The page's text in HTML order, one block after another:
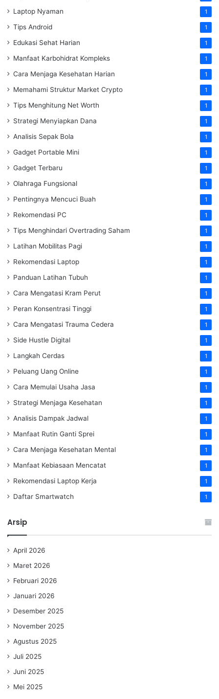
Laptop Nyaman 1
Tips Android 1
Edukasi Sehat Harian 1
Manfaat Karbohidrat Kompleks 1
Cara Menjaga Kesehatan Harian 1
Memahami Struktur Market Crypto 1
Tips Menghitung Net Worth 1
Strategi Menyiapkan Dana 1
Analisis Sepak Bola 1
Gadget Portable Mini 1
Gadget Terbaru 1
Olahraga Fungsional 1
Pentingnya Mencuci Buah 1
Rekomendasi PC 1
Tips Menghindari Overtrading Saham 1
Latihan Mobilitas Pagi 1
Rekomendasi Laptop 1
Panduan Latihan Tubuh 1
Cara Mengatasi Kram Perut 1
Peran Konsentrasi Tinggi 1
Cara Mengatasi Trauma Cedera 1
Side Hustle Digital 1
Langkah Cerdas 1
Peluang Uang Online 1
Cara Memulai Usaha Jasa 1
Strategi Menjaga Kesehatan 1
Analisis Dampak Jadwal 1
Manfaat Rutin Ganti Sprei 1
Cara Menjaga Kesehatan Mental 1
Manfaat Kebiasaan Mencatat 1
Rekomendasi Laptop Kerja 1
Daftar Smartwatch 1
Arsip
April 2026
Maret 2026
Februari 2026
Januari 2026
Desember 2025
November 2025
Agustus 2025
Juli 2025
Juni 2025
Mei 2025